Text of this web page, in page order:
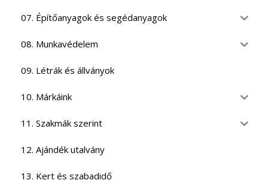
07. Építőanyagok és segédanyagok
08. Munkavédelem
09. Létrák és állványok
10. Márkáink
11. Szakmák szerint
12. Ajándék utalvány
13. Kert és szabadidő